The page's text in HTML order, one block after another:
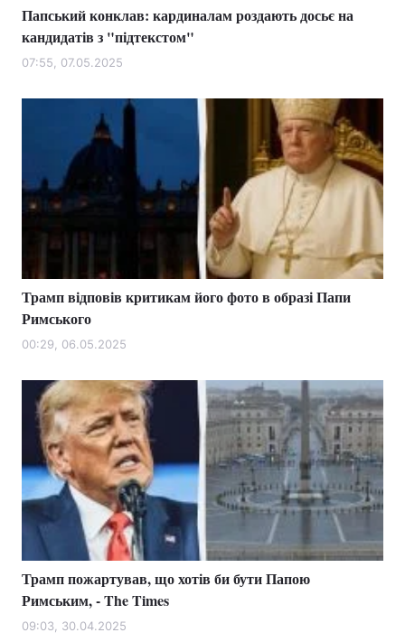
Папський конклав: кардиналам роздають досьє на
кандидатів з "підтекстом"
07:55, 07.05.2025
Трамп відповів критикам його фото в образі Папи
Римського
00:29, 06.05.2025
Трамп пожартував, що хотів би бути Папою
Римським, - The Times
09:03, 30.04.2025